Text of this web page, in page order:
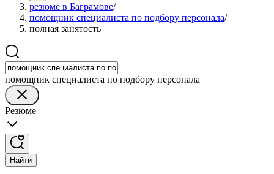
резюме в Баграмове/
помощник специалиста по подбору персонала/
полная занятость
помощник специалиста по подбору персонала
Резюме
Найти